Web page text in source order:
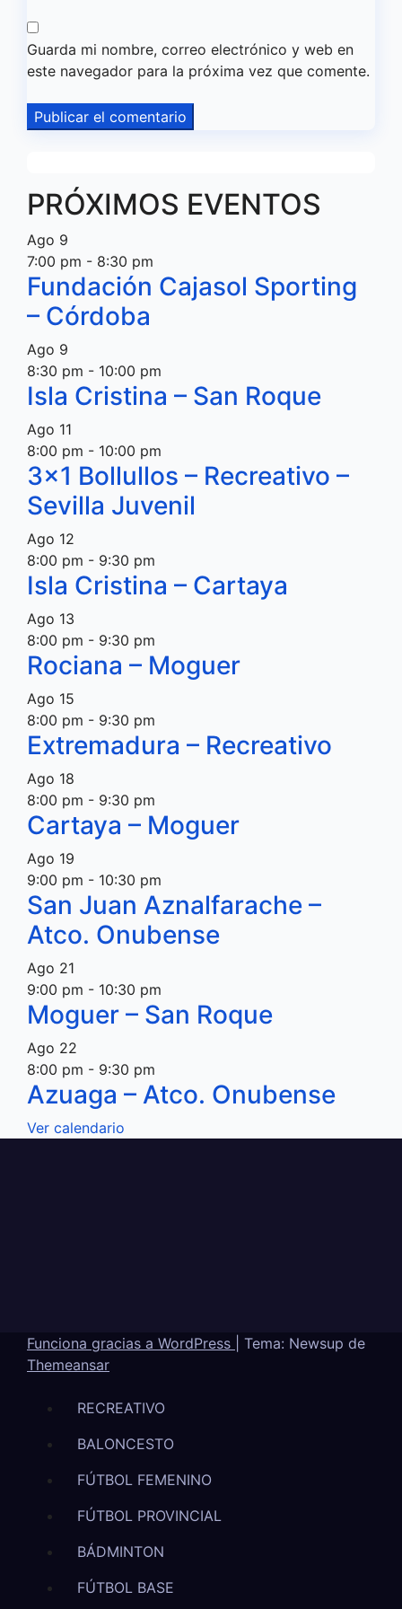
Guarda mi nombre, correo electrónico y web en
este navegador para la próxima vez que comente.
PRÓXIMOS EVENTOS
Ago 9
7:00 pm - 8:30 pm
Fundación Cajasol Sporting
– Córdoba
Ago 9
8:30 pm - 10:00 pm
Isla Cristina – San Roque
Ago 11
8:00 pm - 10:00 pm
3×1 Bollullos – Recreativo –
Sevilla Juvenil
Ago 12
8:00 pm - 9:30 pm
Isla Cristina – Cartaya
Ago 13
8:00 pm - 9:30 pm
Rociana – Moguer
Ago 15
8:00 pm - 9:30 pm
Extremadura – Recreativo
Ago 18
8:00 pm - 9:30 pm
Cartaya – Moguer
Ago 19
9:00 pm - 10:30 pm
San Juan Aznalfarache –
Atco. Onubense
Ago 21
9:00 pm - 10:30 pm
Moguer – San Roque
Ago 22
8:00 pm - 9:30 pm
Azuaga – Atco. Onubense
Ver calendario
Funciona gracias a WordPress
Tema: Newsup de
Themeansar
RECREATIVO
BALONCESTO
FÚTBOL FEMENINO
FÚTBOL PROVINCIAL
BÁDMINTON
FÚTBOL BASE